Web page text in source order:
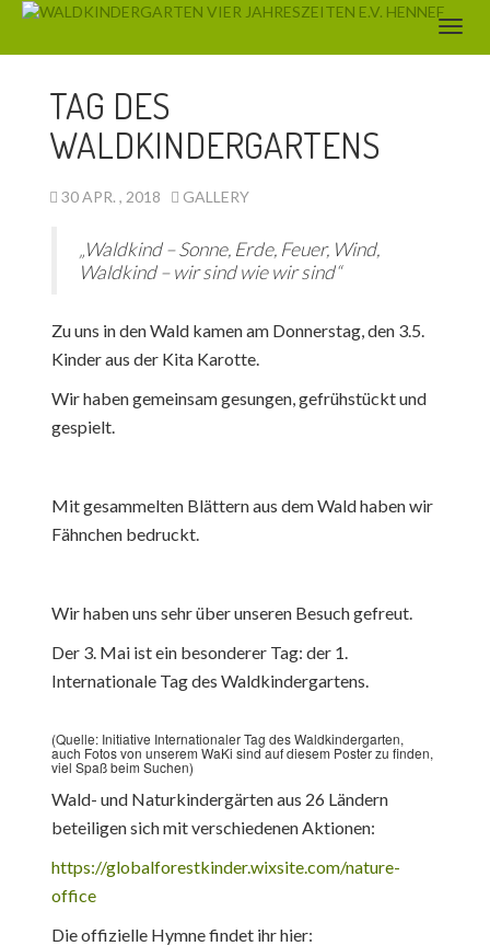
TAG DES
WALDKINDERGARTENS
30 APR. , 2018 GALLERY
„Waldkind – Sonne, Erde, Feuer, Wind,
Waldkind – wir sind wie wir sind“
Zu uns in den Wald kamen am Donnerstag, den 3.5.
Kinder aus der Kita Karotte.
Wir haben gemeinsam gesungen, gefrühstückt und
gespielt.
Mit gesammelten Blättern aus dem Wald haben wir
Fähnchen bedruckt.
Wir haben uns sehr über unseren Besuch gefreut.
Der 3. Mai ist ein besonderer Tag: der 1.
Internationale Tag des Waldkindergartens.
(Quelle: Initiative Internationaler Tag des Waldkindergarten,
auch Fotos von unserem WaKi sind auf diesem Poster zu finden,
viel Spaß beim Suchen)
Wald- und Naturkindergärten aus 26 Ländern
beteiligen sich mit verschiedenen Aktionen:
https://globalforestkinder.wixsite.com/nature-
office
Die offizielle Hymne findet ihr hier: